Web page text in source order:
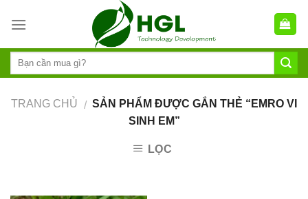
TRANG CHỦ / SẢN PHẨM ĐƯỢC GẮN THẺ “EMRO VI
SINH EM”
LỌC